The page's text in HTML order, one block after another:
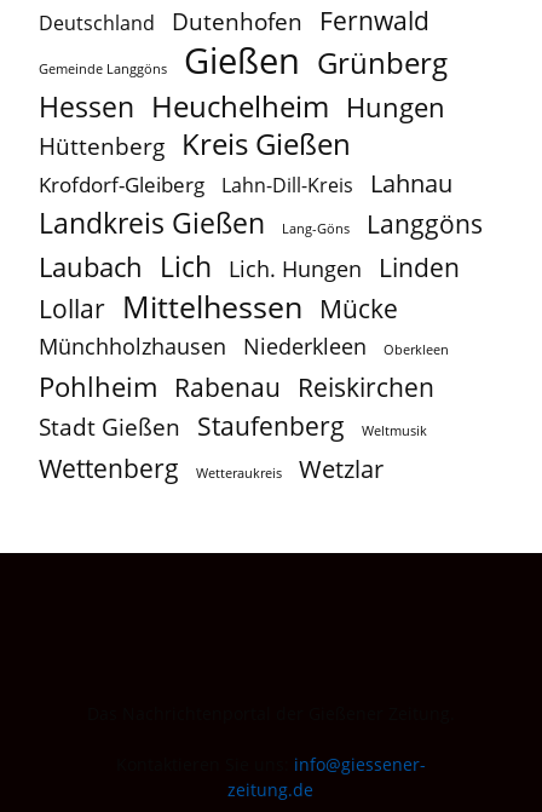
Deutschland Dutenhofen Fernwald
Gemeinde Langgöns Gießen Grünberg
Hessen Heuchelheim Hungen
Hüttenberg Kreis Gießen
Krofdorf-Gleiberg Lahn-Dill-Kreis Lahnau
Landkreis Gießen Lang-Göns Langgöns
Laubach Lich Lich. Hungen
Linden
Lollar Mittelhessen Mücke
Münchholzhausen Niederkleen Oberkleen
Pohlheim Rabenau Reiskirchen
Stadt Gießen Staufenberg Weltmusik
Wettenberg Wetteraukreis Wetzlar
info@giessener-
zeitung.de